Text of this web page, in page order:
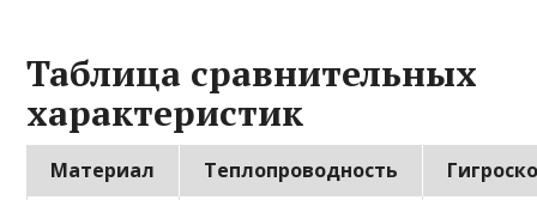
Таблица сравнительных
характеристик
Материал Теплопроводность